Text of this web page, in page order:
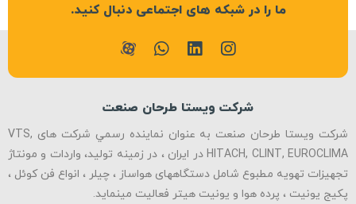
ما را در شبکه های اجتماعی دنبال کنید.
شرکت ویستا طرحان صنعت
شرکت ویستا طرحان صنعت به عنوان نماينده رسمي شرکت های VTS,
HITACH, CLINT, EUROCLIMA در ایران ، در زمینه تولید، واردات و مونتاژ
تجهیزات تهویه مطبوع شامل دستگاههای هواساز ، چیلر ، انواع فن کوئل ،
پکیج یونیت ، پرده هوا و یونیت هیتر فعالیت مینماید.